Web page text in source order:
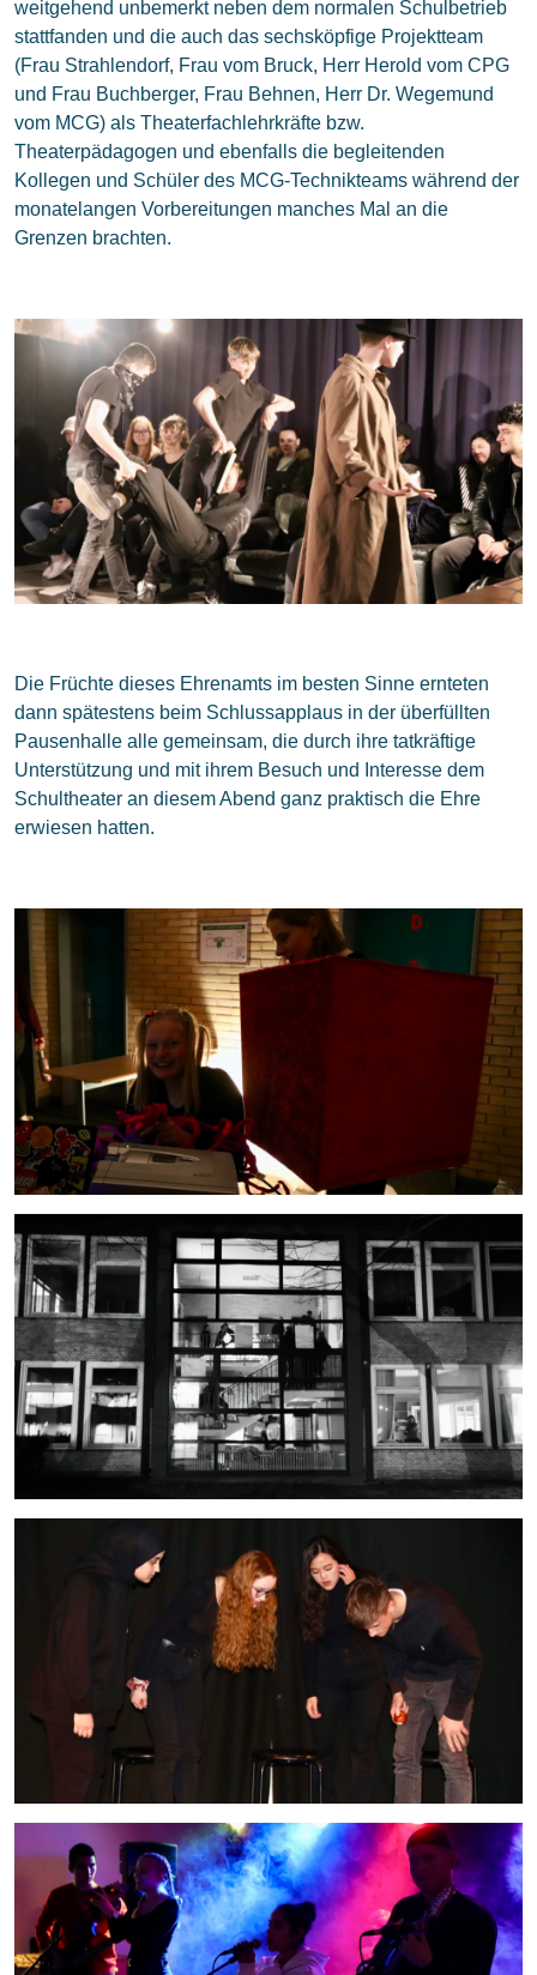
weitgehend unbemerkt neben dem normalen Schulbetrieb
stattfanden und die auch das sechsköpfige Projektteam
(Frau Strahlendorf, Frau vom Bruck, Herr Herold vom CPG
und Frau Buchberger, Frau Behnen, Herr Dr. Wegemund
vom MCG) als Theaterfachlehrkräfte bzw.
Theaterpädagogen und ebenfalls die begleitenden
Kollegen und Schüler des MCG-Technikteams während der
monatelangen Vorbereitungen manches Mal an die
Grenzen brachten.
Die Früchte dieses Ehrenamts im besten Sinne ernteten
dann spätestens beim Schlussapplaus in der überfüllten
Pausenhalle alle gemeinsam, die durch ihre tatkräftige
Unterstützung und mit ihrem Besuch und Interesse dem
Schultheater an diesem Abend ganz praktisch die Ehre
erwiesen hatten.